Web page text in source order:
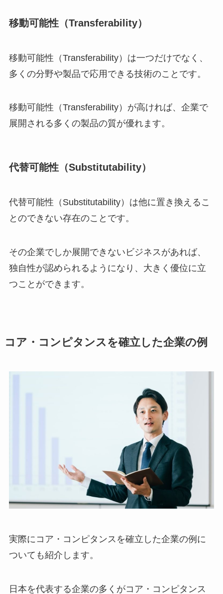
移動可能性（Transferability）
移動可能性（Transferability）は一つだけでなく、
多くの分野や製品で応用できる技術のことです。
移動可能性（Transferability）が高ければ、企業で
展開される多くの製品の質が優れます。
代替可能性（Substitutability）
代替可能性（Substitutability）は他に置き換えるこ
とのできない存在のことです。
その企業でしか展開できないビジネスがあれば、
独自性が認められるようになり、大きく優位に立
つことができます。
コア・コンピタンスを確立した企業の例
実際にコア・コンピタンスを確立した企業の例に
ついても紹介します。
日本を代表する企業の多くがコア・コンピタンス